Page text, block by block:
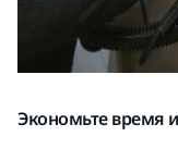
Экономьте время